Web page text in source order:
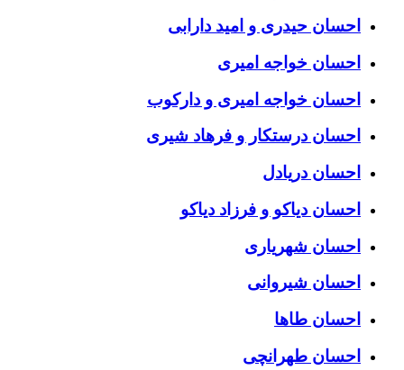
احسان حیدری و امید دارابی
احسان خواجه امیری
احسان خواجه امیری و دارکوب
احسان درستكار و فرهاد شيرى
احسان دریادل
احسان دیاکو و فرزاد دیاکو
احسان شهریاری
احسان شیروانی
احسان طاها
احسان طهرانچی